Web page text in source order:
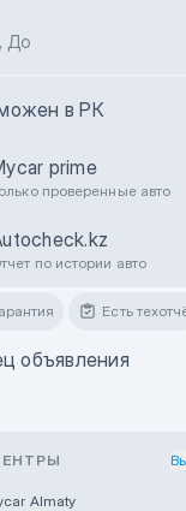
До
в РК
prime
проверенные авто
по истории авто
Есть
объявления
Almaty